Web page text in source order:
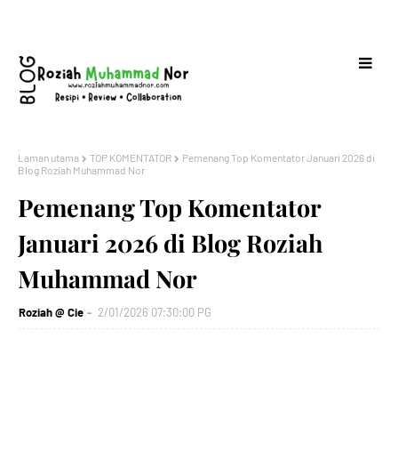
Laman utama TOP KOMENTATOR
Pemenang Top Komentator Januari 2026 di
Blog Roziah Muhammad Nor
Pemenang Top Komentator
Januari 2026 di Blog Roziah
Muhammad Nor
Roziah @ Cie 2/01/2026 07:30:00 PG